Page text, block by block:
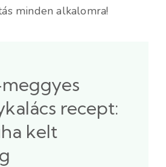
minden alkalomra!
recept:
kelt